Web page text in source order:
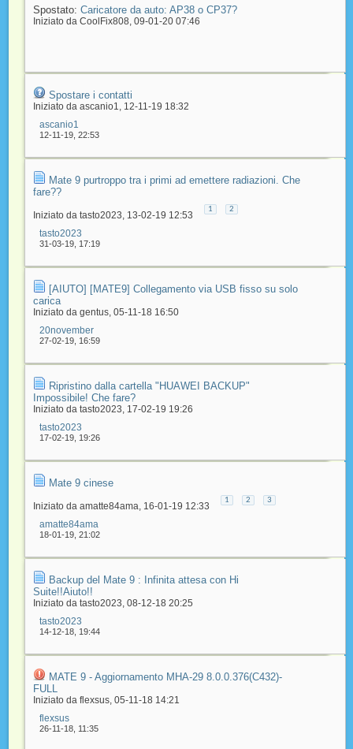
Spostato:Caricatore da auto: AP38 o CP37?
Iniziato daCoolFix808‎, 09-01-20 07:46
Spostare i contatti
Iniziato daascanio1‎, 12-11-19 18:32
ascanio1
12-11-19, 22:53
Mate 9 purtroppo tra i primi ad emettere radiazioni. Che
fare??
Iniziato datasto2023‎, 13-02-19 12:53
1 2
tasto2023
31-03-19, 17:19
[AIUTO] [MATE9] Collegamento via USB fisso su solo
carica
Iniziato dagentus‎, 05-11-18 16:50
20november
27-02-19, 16:59
Ripristino dalla cartella "HUAWEI BACKUP"
Impossibile! Che fare?
Iniziato datasto2023‎, 17-02-19 19:26
tasto2023
17-02-19, 19:26
Mate 9 cinese
Iniziato daamatte84ama‎, 16-01-19 12:33
1 2 3
amatte84ama
18-01-19, 21:02
Backup del Mate 9 : Infinita attesa con Hi
Suite!!Aiuto!!
Iniziato datasto2023‎, 08-12-18 20:25
tasto2023
14-12-18, 19:44
MATE 9 - Aggiornamento MHA-29 8.0.0.376(C432)-
FULL
Iniziato daflexsus‎, 05-11-18 14:21
flexsus
26-11-18, 11:35